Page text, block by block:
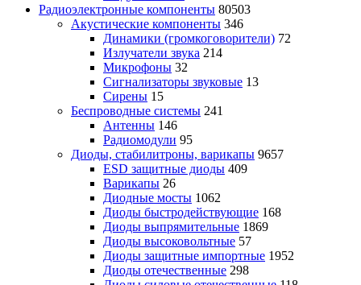
Радиоэлектронные компоненты 80503
Акустические компоненты 346
Динамики (громкоговорители) 72
Излучатели звука 214
Микрофоны 32
Сигнализаторы звуковые 13
Сирены 15
Беспроводные системы 241
Антенны 146
Радиомодули 95
Диоды, стабилитроны, варикапы 9657
ESD защитные диоды 409
Варикапы 26
Диодные мосты 1062
Диоды быстродействующие 168
Диоды выпрямительные 1869
Диоды высоковольтные 57
Диоды защитные импортные 1952
Диоды отечественные 298